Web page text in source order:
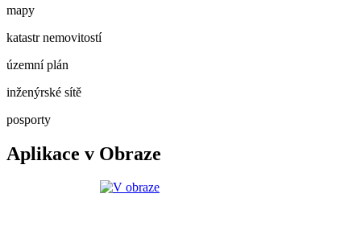
mapy
katastr nemovitostí
územní plán
inženýrské sítě
posporty
Aplikace v Obraze